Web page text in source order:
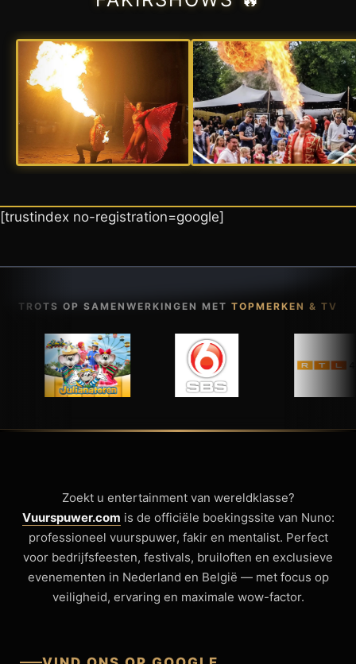
[trustindex no-registration=google]
TROTS OP SAMENWERKINGEN MET TOPMERKEN & TV
Zoekt u entertainment van wereldklasse?
Vuurspuwer.com is de officiële boekingssite van Nuno:
professioneel vuurspuwer, fakir en mentalist. Perfect
voor bedrijfsfeesten, festivals, bruiloften en exclusieve
evenementen in Nederland en België — met focus op
veiligheid, ervaring en maximale wow-factor.